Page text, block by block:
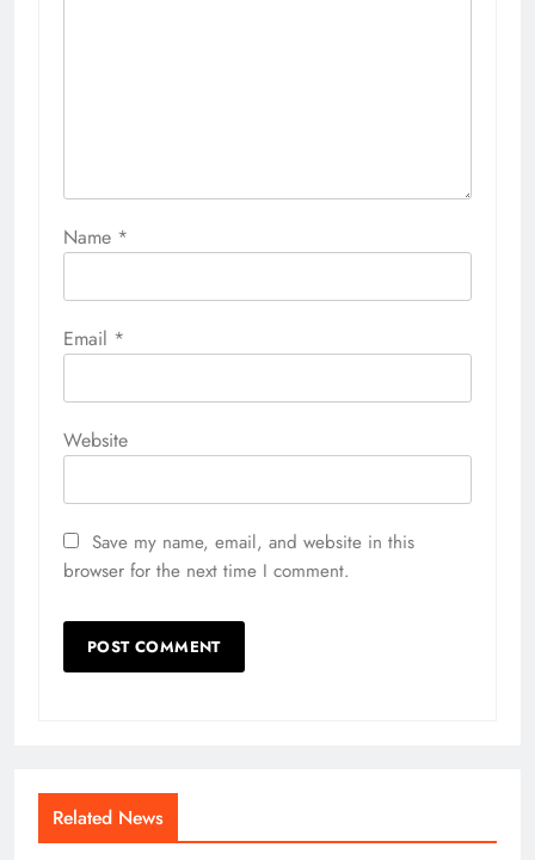
Name *
Email *
Website
Save my name, email, and website in this
browser for the next time I comment.
Related News